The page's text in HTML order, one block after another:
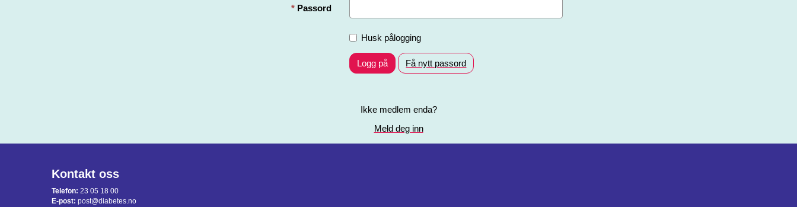
Passord
Husk pålogging
Logg på Få nytt passord
Ikke medlem enda?
Meld deg inn
Kontakt oss
Telefon: 23 05 18 00
E-post: post@diabetes.no